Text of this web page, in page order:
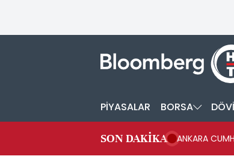
PİYASALAR BORSA
SON DAKİKA
ANKARA